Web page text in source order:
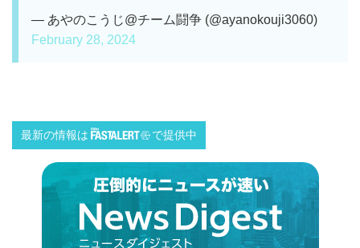
— あやのこうじ@チーム闘争 (@ayanokouji3060)
February 28, 2024
最新の情報は で提供中